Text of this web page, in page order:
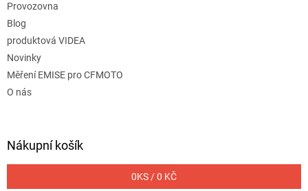
Provozovna
Blog
produktová VIDEA
Novinky
Měření EMISE pro CFMOTO
O nás
Nákupní košík
0KS /0 KČ